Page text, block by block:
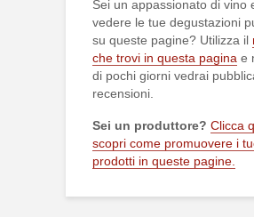
Sei un appassionato di vino
vedere le tue degustazioni
su queste pagine? Utilizza il
che trovi in questa pagina e
di pochi giorni vedrai
recensioni.
Sei un produttore? Clicca
scopri come promuovere i
prodotti in queste pagine.